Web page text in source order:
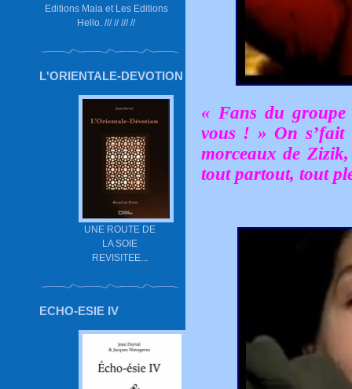
Editions Maia et Les Editions
Hello. /// // /// //
L'ORIENTALE-DEVOTION
UNE ROUTE DE
LA SOIE
REVISITEE...
ECHO-ESIE IV
« Fans du groupe
vous ! » On s’fait
morceaux de
tout partout, tout